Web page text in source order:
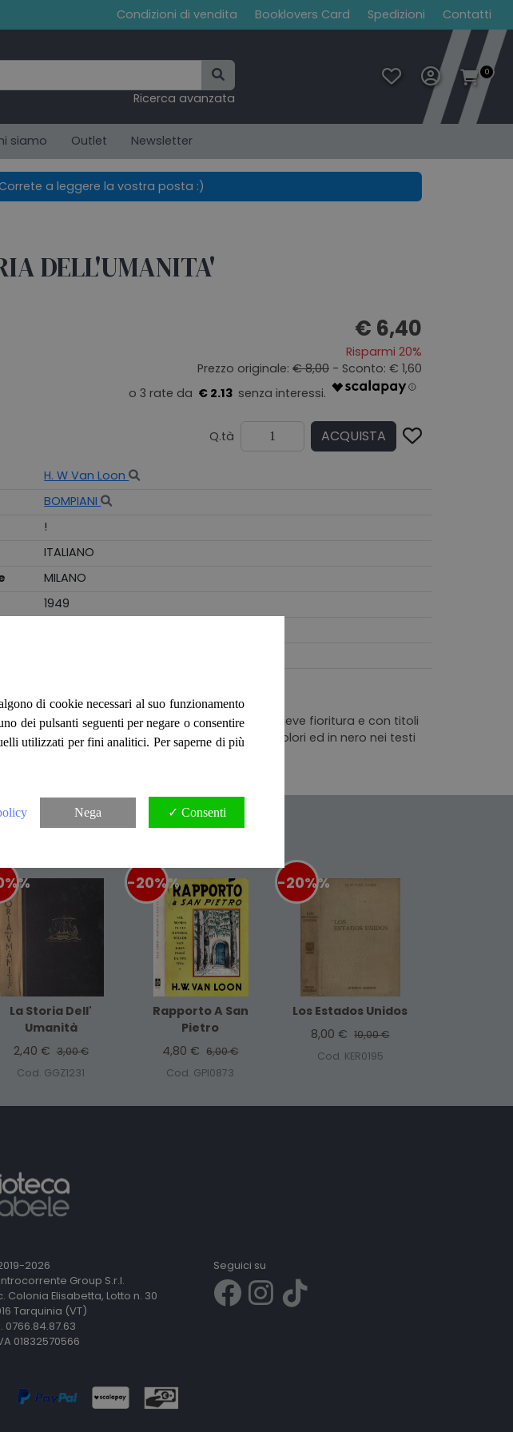
Condizioni di vendita Booklovers Card Spedizioni Contatti
Ricerca avanzata
0
siamo Outlet Newsletter
a leggere la vostra posta :)
DELL'UMANITA'
€ 6,40
Risparmi 20%
Prezzo originale: € 8,00 - Sconto: € 1,60
€ 2.13
Q.tà ACQUISTA
H. W Van Loon
BOMPIANI
!
ITALIANO
MILANO
1949
con fregio d'oro al piatto, dorso in tela con lieve fioritura e con titoli
ai bordi e con lieve fioritura, illustrazioni a colori ed in nero nei testi
%
La Storia Dell'
Umanità
2,40 € 3,00 €
Cod. GGZ1231
-20%%
Rapporto A San
Pietro
4,80 € 6,00 €
Cod. GPI0873
-20%%
Los Estados Unidos
8,00 € 10,00 €
Cod. KER0195
2026
Group S.r.l.
Colonia Elisabetta, Lotto n. 30
Tarquinia (VT)
0766.84.87.63
01832570566
Seguici su
di cookie necessari al suo funzionamento
dei pulsanti seguenti per negare o consentire
utilizzati per fini analitici. Per saperne di più
Nega ✓ Consenti